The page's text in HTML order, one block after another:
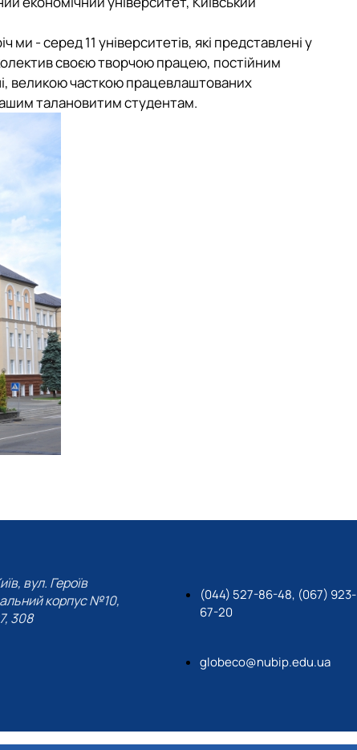
ми - серед 11 університетів, які представлені у
своєю творчою працею, постійним
великою часткою працевлаштованих
талановитим студентам.
вул. Героїв
корпус №10,
308
(044) 527-86-48, (067) 923-
67-20
globeco@nubip.edu.ua